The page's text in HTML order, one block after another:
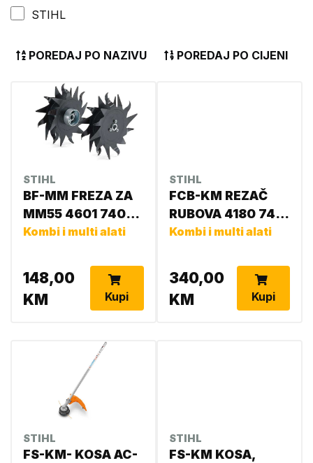
STIHL
POREDAJ PO NAZIVU POREDAJ PO CIJENI
STIHL
BF-MM FREZA ZA
MM55 4601 740
4605
Kombi i multi alati
148,00
KM
Kupi
STIHL
FCB-KM REZAČ
RUBOVA 4180 740
5002
Kombi i multi alati
340,00
KM
Kupi
STIHL
FS-KM- KOSA AC-
STIHL
FS-KM KOSA,